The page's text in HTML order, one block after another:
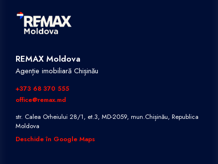
REMAX Moldova
Agenție imobiliară Chișinău
+373 68 370 555
office@remax.md
str. Calea Orheiului 28/1, et.3, MD-2059, mun.Chișinău, Republica
Moldova
Deschide în Google Maps